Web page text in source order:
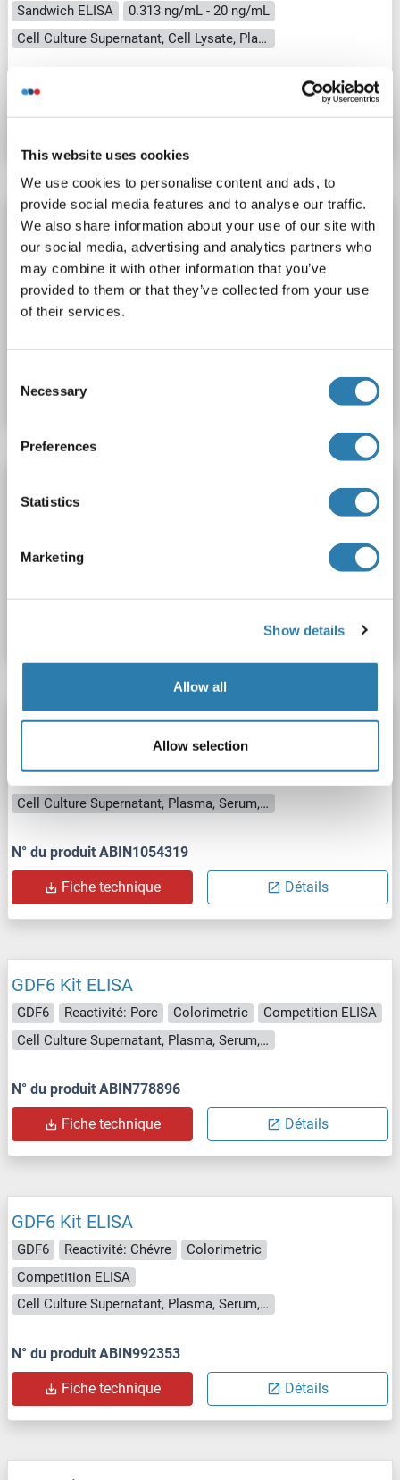
This website uses cookies
We use cookies to personalise content and ads, to
provide social media features and to analyse our traffic.
We also share information about your use of our site with
our social media, advertising and analytics partners who
may combine it with other information that you’ve
provided to them or that they’ve collected from your use
of their services.
Selection
Necessary
Preferences
Statistics
Marketing
Show details
Allow all
Allow selection
Sandwich ELISA
0.313 ng/mL - 20 ng/mL
Cell Culture Supernatant, Cell Lysate, Plasma, Serum, Tissue Lysate
N° du produit ABIN7671507
Fiche technique Détails
GDF6 Kit ELISA
GDF6 Reactivité: Humain
Colorimetric
Competition ELISA
2.5-50 ng/mL
N° du produit ABIN512520
Fiche technique
GDF6 Reactivité: Rat
Competition ELISA
Détails
GDF6 Kit ELISA
Reactivité: Mouton
Colorimetric
Competition ELISA
Cell Culture Supernatant, Plasma, Serum, Tissue Homogenate
N° du produit ABIN1054319
Fiche technique Détails
GDF6 Kit ELISA
GDF6 Reactivité: Porc Colorimetric
Competition ELISA
Cell Culture Supernatant, Plasma, Serum, Tissue Homogenate
N° du produit ABIN778896
Fiche technique Détails
GDF6 Kit ELISA
GDF6 Reactivité: Chévre
Colorimetric
Competition ELISA
Cell Culture Supernatant, Plasma, Serum, Tissue Homogenate
N° du produit ABIN992353
Fiche technique Détails